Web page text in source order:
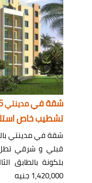
شقة فيمدينتي96 م
تشطيب خاص استلام
شقة في مدينتي
بلكونة بالطابق
1,420,000 جنيه